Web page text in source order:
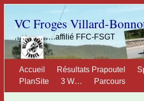
VC Froges Villard-
…………….affilié FFC-FSGT
Accueil Résultats Prapoutel
PlanSite
3 W… Parcours